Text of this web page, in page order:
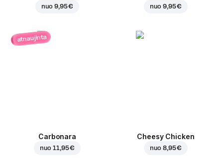
nuo9,95 € nuo9,95 €
atnaujinta
Carbonara
nuo11,95 €
Cheesy Chicken
nuo8,95 €